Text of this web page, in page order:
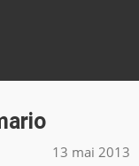
13 mai 2013